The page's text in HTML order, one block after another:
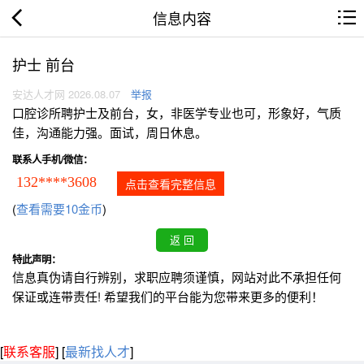
信息内容
护士 前台
安达人才网 2026.08.07 举报
口腔诊所聘护士及前台，女，非医学专业也可，形象好，气质
佳，沟通能力强。面试，周日休息。
联系人手机/微信：
132****3608 点击查看完整信息
(查看需要10金币)
特此声明：
信息真伪请自行辨别，求职应聘须谨慎，网站对此不承担任何
保证或连带责任! 希望我们的平台能为您带来更多的便利！
[联系客服] [最新找人才]